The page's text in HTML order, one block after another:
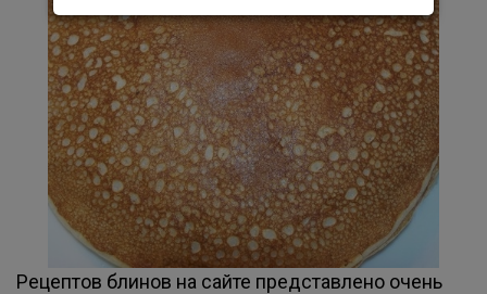
Рецептов блинов на сайте представлено очень